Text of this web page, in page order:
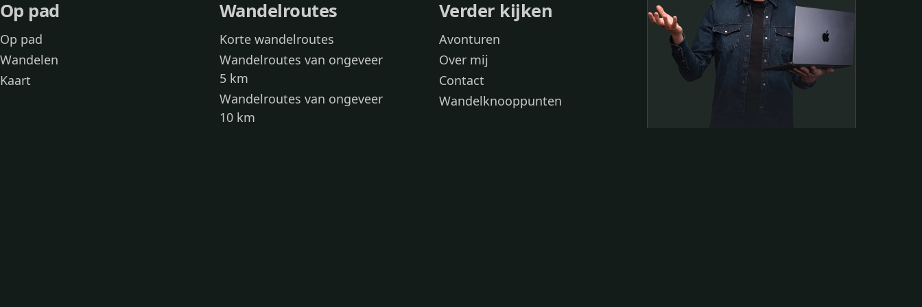
Op pad
Op pad
Wandelen
Kaart
Wandelroutes
Korte wandelroutes
Wandelroutes van ongeveer
5 km
Wandelroutes van ongeveer
10 km
Verder kijken
Avonturen
Over mij
Contact
Wandelknooppunten